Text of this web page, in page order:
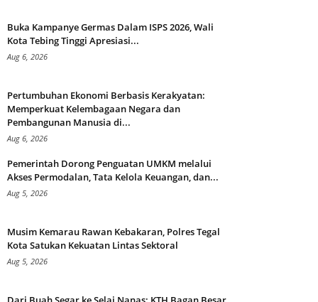
Buka Kampanye Germas Dalam ISPS 2026, Wali
Kota Tebing Tinggi Apresiasi...
Aug 6, 2026
Pertumbuhan Ekonomi Berbasis Kerakyatan:
Memperkuat Kelembagaan Negara dan
Pembangunan Manusia di...
Aug 6, 2026
Pemerintah Dorong Penguatan UMKM melalui
Akses Permodalan, Tata Kelola Keuangan, dan...
Aug 5, 2026
Musim Kemarau Rawan Kebakaran, Polres Tegal
Kota Satukan Kekuatan Lintas Sektoral
Aug 5, 2026